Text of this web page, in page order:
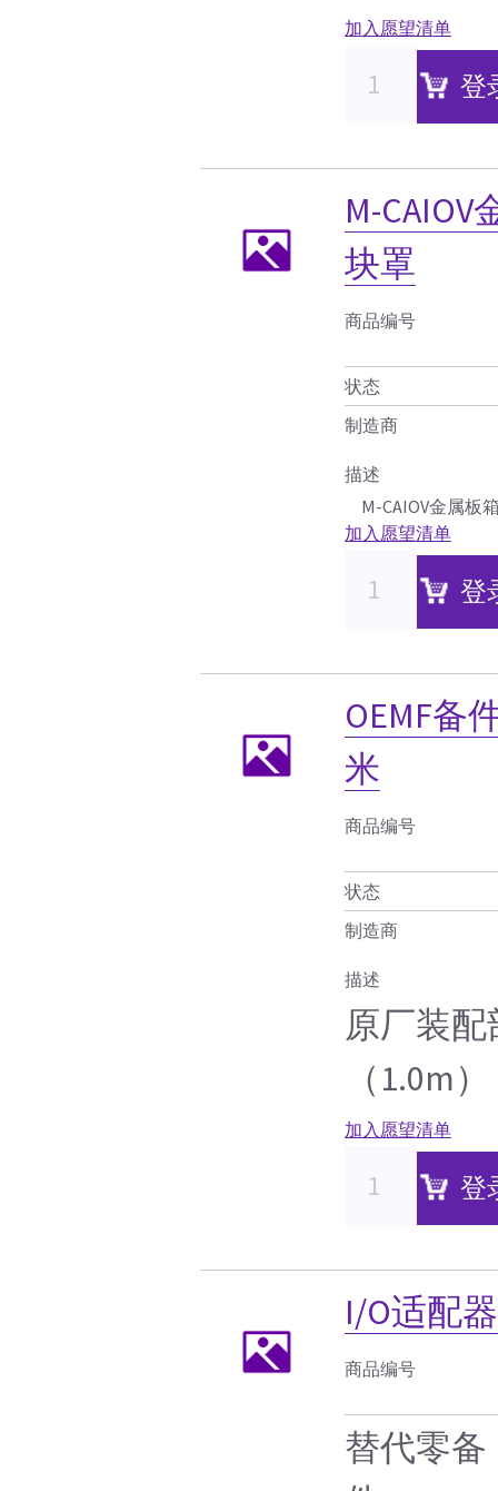
加入愿望清单
登
M-
块罩
商品编号
状态
制造商
描述
M-CAIOV金属板
加入愿望清单
登
OEMF备
米
商品编号
状态
制造商
描述
原厂装配
（1.0m）
加入愿望清单
登
I/O适配
商品编号
替代零备